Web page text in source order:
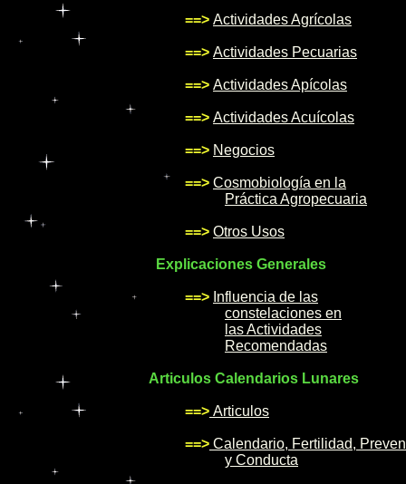
==> Actividades Agrícolas
==> Actividades Pecuarias
==> Actividades Apícolas
==> Actividades Acuícolas
==> Negocios
==> Cosmobiología en la
Práctica Agropecuaria
==> Otros Usos
Explicaciones Generales
==> Influencia de las
constelaciones en
las Actividades
Recomendadas
Articulos Calendarios Lunares
==> Articulos
==> Calendario, Fertilidad,
y Conducta